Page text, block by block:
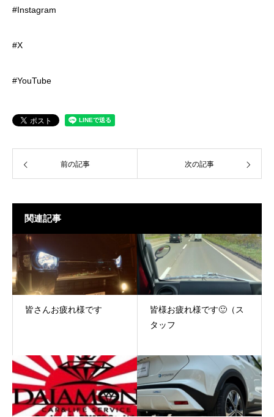
#Instagram
#X
#YouTube
前の記事 次の記事
関連記事
皆さんお疲れ様です
皆様お疲れ様です🙂（ス
タッフ